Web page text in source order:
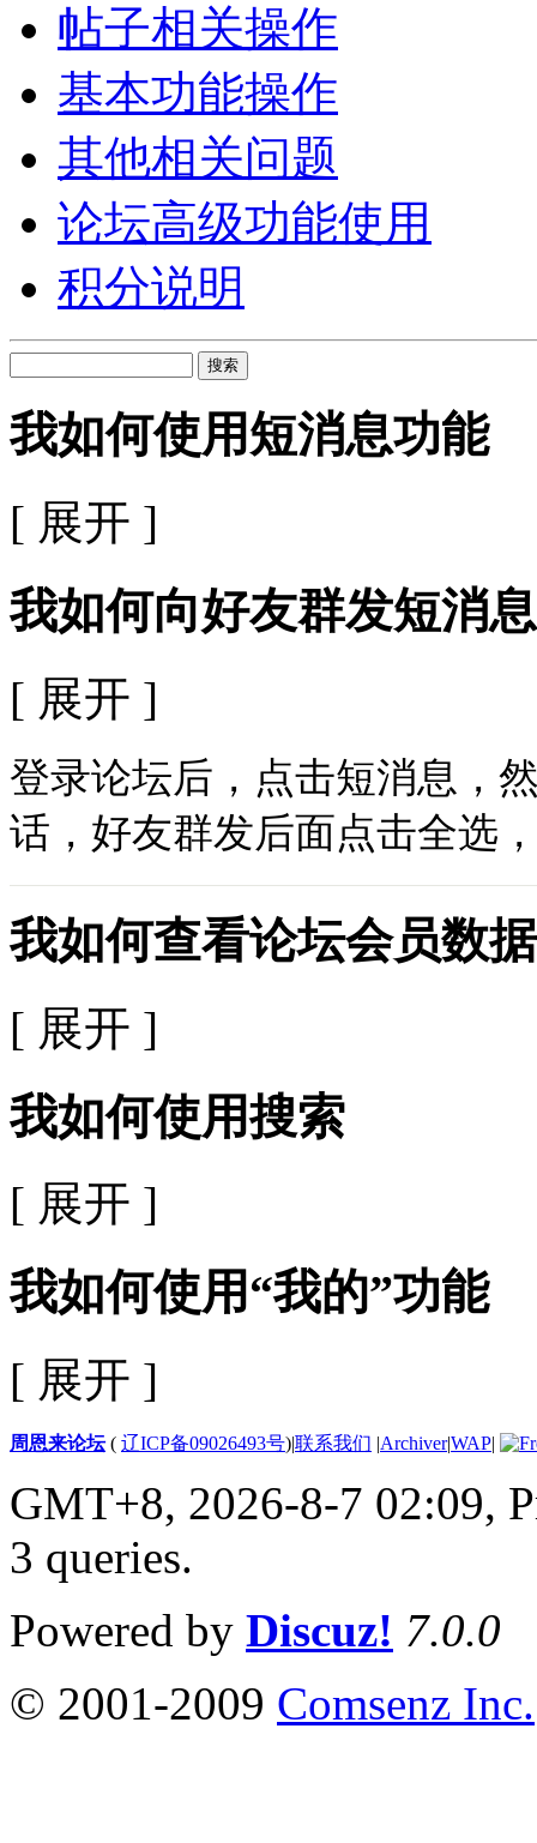
帖子相关操作
基本功能操作
其他相关问题
论坛高级功能使用
积分说明
搜索
我如何使用短消息功能
[ 展开 ]
我如何向好友群发短消息
[ 展开 ]
登录论坛后，点击短消息，
话，好友群发后面点击全选
我如何查看论坛会员数据
[ 展开 ]
我如何使用搜索
[ 展开 ]
我如何使用“我的”功能
[ 展开 ]
周恩来论坛( 辽ICP备09026493号)|联系我们 |Archiver|WAP|
GMT+8, 2026-8-7 02:09,
3 queries.
Powered by Discuz! 7.0.0
© 2001-2009 Comsenz Inc.